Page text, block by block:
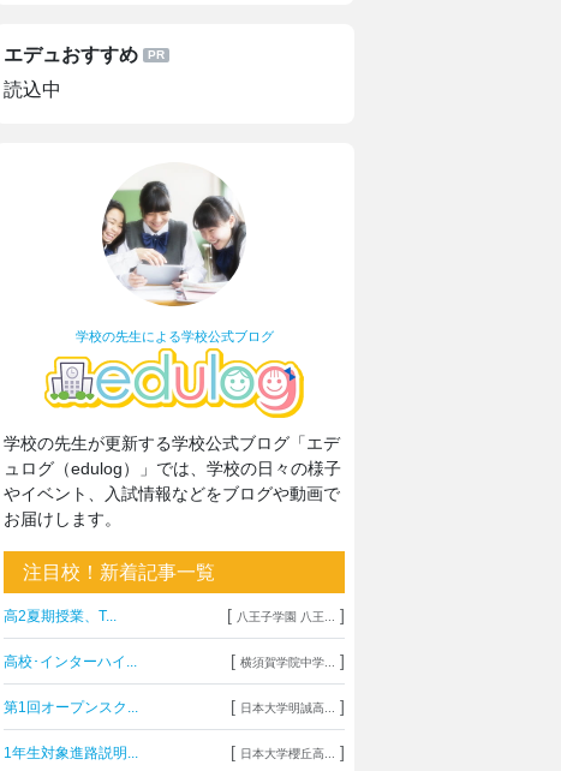
エデュおすすめ
読込中
学校の先生による学校公式ブログ
学校の先生が更新する学校公式ブログ「エデ
ュログ（edulog）」では、学校の日々の様子
やイベント、入試情報などをブログや動画で
お届けします。
注目校！新着記事一覧
高2夏期授業、T... [ 八王子学園 八王... ]
高校･インターハイ... [ 横須賀学院中学... ]
第1回オープンスク... [ 日本大学明誠高... ]
1年生対象進路説明... [ 日本大学櫻丘高... ]